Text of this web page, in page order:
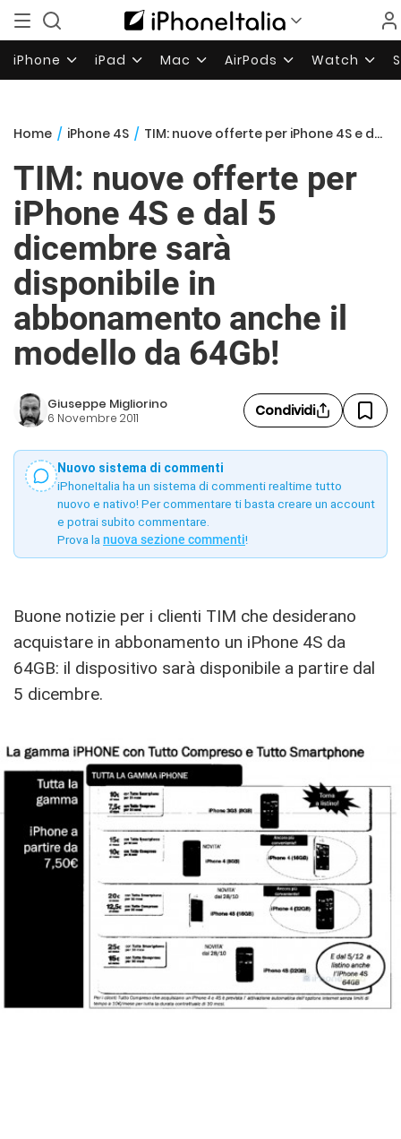
iPhone iPad Mac AirPods Watch
Home / iPhone 4S / TIM: nuove offerte per iPhone 4S e dal 5 dicembre sarà disponibile in abbonamento anche il modello da 64Gb!
TIM: nuove offerte per
iPhone 4S e dal 5
dicembre sarà
disponibile in
abbonamento anche il
modello da 64Gb!
Giuseppe Migliorino
6 Novembre 2011 Condividi
Nuovo sistema di commenti
iPhoneItalia ha un sistema di commenti realtime tutto
nuovo e nativo! Per commentare ti basta creare un account
e potrai subito commentare.
Prova la nuova sezione commenti!
Buone notizie per i clienti TIM che desiderano
acquistare in abbonamento un iPhone 4S da
64GB: il dispositivo sarà disponibile a partire dal
5 dicembre.